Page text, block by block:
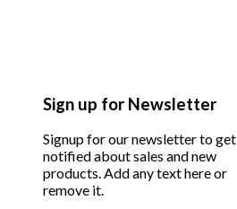
Sign up for Newsletter
Signup for our newsletter to get
notified about sales and new
products. Add any text here or
remove it.